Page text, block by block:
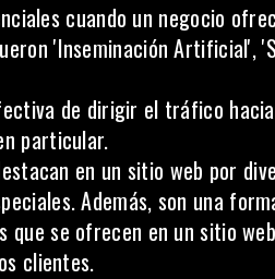
cuando un negocio
'Inseminación Artificial',
de dirigir el tráfico
particular.
en un sitio web por
Además, son una
que se ofrecen en un sitio
clientes.